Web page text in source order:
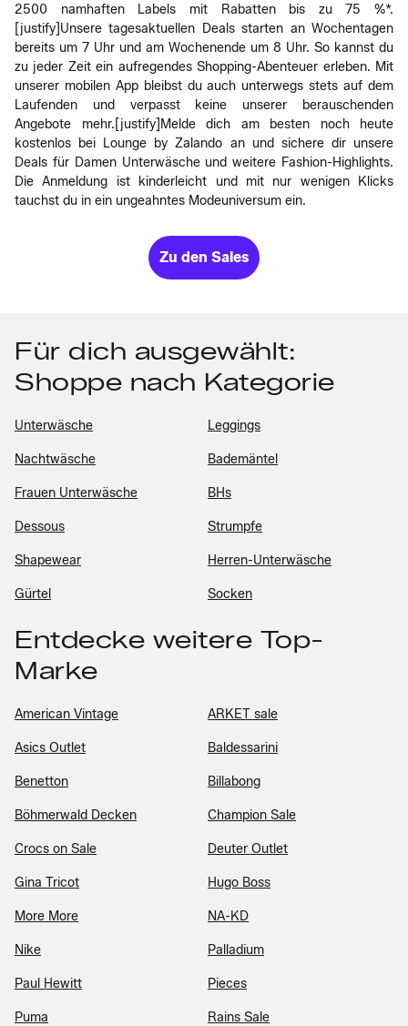
2500 namhaften Labels mit Rabatten bis zu 75 %*.
[justify]Unsere tagesaktuellen Deals starten an Wochentagen
bereits um 7 Uhr und am Wochenende um 8 Uhr. So kannst du
zu jeder Zeit ein aufregendes Shopping-Abenteuer erleben. Mit
unserer mobilen App bleibst du auch unterwegs stets auf dem
Laufenden und verpasst keine unserer berauschenden
Angebote mehr.[justify]Melde dich am besten noch heute
kostenlos bei Lounge by Zalando an und sichere dir unsere
Deals für Damen Unterwäsche und weitere Fashion-Highlights.
Die Anmeldung ist kinderleicht und mit nur wenigen Klicks
tauchst du in ein ungeahntes Modeuniversum ein.
Zu den Sales
Für dich ausgewählt:
Shoppe nach Kategorie
Unterwäsche Leggings
Nachtwäsche Bademäntel
Frauen Unterwäsche BHs
Dessous Strumpfe
Shapewear Herren-Unterwäsche
Gürtel Socken
Entdecke weitere Top-
Marke
American Vintage ARKET sale
Asics Outlet Baldessarini
Benetton Billabong
Böhmerwald Decken Champion Sale
Crocs on Sale Deuter Outlet
Gina Tricot Hugo Boss
More More NA-KD
Nike Palladium
Paul Hewitt Pieces
Puma Rains Sale